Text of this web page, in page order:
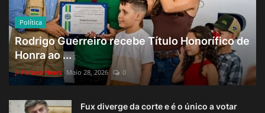
Política
Rodrigo Guerreiro recebe Título Honorífico de
Honra ao ...
Ji-Paraná News Maio 28, 2026 0
Fux diverge da corte e é o único a votar